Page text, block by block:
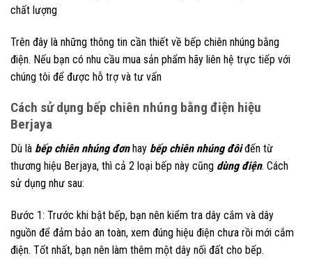
chất lượng
Trên đây là những thông tin cần thiết về bếp chiên nhúng bằng
điện. Nếu bạn có nhu cầu mua sản phẩm hãy liên hệ trực tiếp với
chúng tôi để được hỗ trợ và tư vấn
Cách sử dụng bếp chiên nhúng bằng điện hiệu
Berjaya
Dù là bếp chiên nhúng đơnhay bếp chiên nhúng đôiđến từ
thương hiệu Berjaya, thì cả 2 loại bếp này cũng dùng điện. Cách
sử dụng như sau:
Bước 1: Trước khi bật bếp, bạn nên kiểm tra dây cắm và dây
nguồn để đảm bảo an toàn, xem đúng hiệu điện chưa rồi mới cắm
điện. Tốt nhất, bạn nên làm thêm một dây nối đất cho bếp.